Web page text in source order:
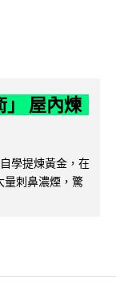
」 屋內煉
學提煉黃金，在
量刺鼻濃煙，驚